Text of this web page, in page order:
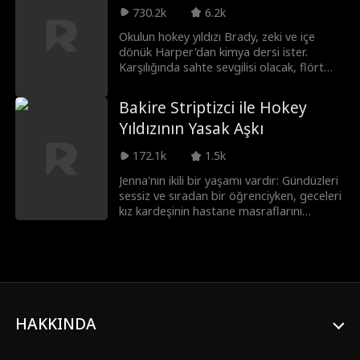
Jami Davenport'tan uyarlanmıştır!
730.2k
6.2k
Okulun hokey yıldızı Brady, zeki ve içe
dönük Harper'dan kimya dersi ister.
Karşılığında sahte sevgilisi olacak, flört
tavlamasına yardım edecektir. Peki
anlaşma ters tepip aralarındaki kimya
gerçeğe dönüşürse ne olur?
Bakire Striptizci ile Hokey
Yıldızının Yasak Aşkı
172.1k
1.5k
Jenna'nın ikili bir yaşamı vardır: Gündüzleri
sessiz ve sıradan bir öğrenciyken, geceleri
kız kardeşinin hastane masraflarını
Casper okulda sürekli atıştığı kız
HAKKINDA